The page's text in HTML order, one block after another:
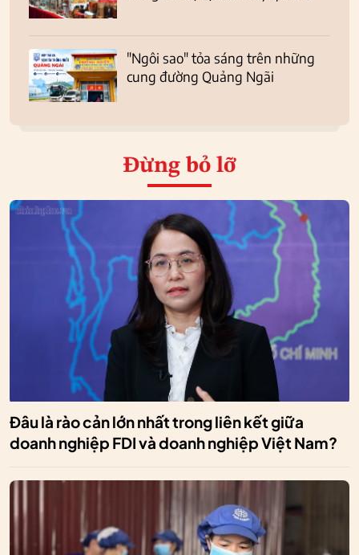
"Ngôi sao" tỏa sáng trên những
cung đường Quảng Ngãi
Đừng bỏ lỡ
Đâu là rào cản lớn nhất trong liên kết giữa
doanh nghiệp FDI và doanh nghiệp Việt Nam?